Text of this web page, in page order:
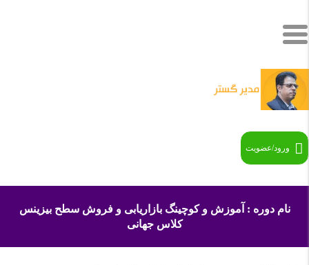
ورود/عضویت
نام دوره : آموزش و کوچینگ بازاریابی و فروش سطح بیزینس
کلاس جهانی